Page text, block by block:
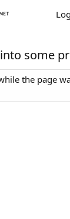
some
the page